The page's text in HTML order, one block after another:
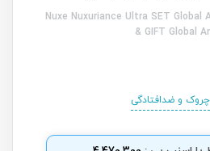
Nuxe Nuxuriance Ultra SET Global
& GIFT Global
و ضدافتادگی